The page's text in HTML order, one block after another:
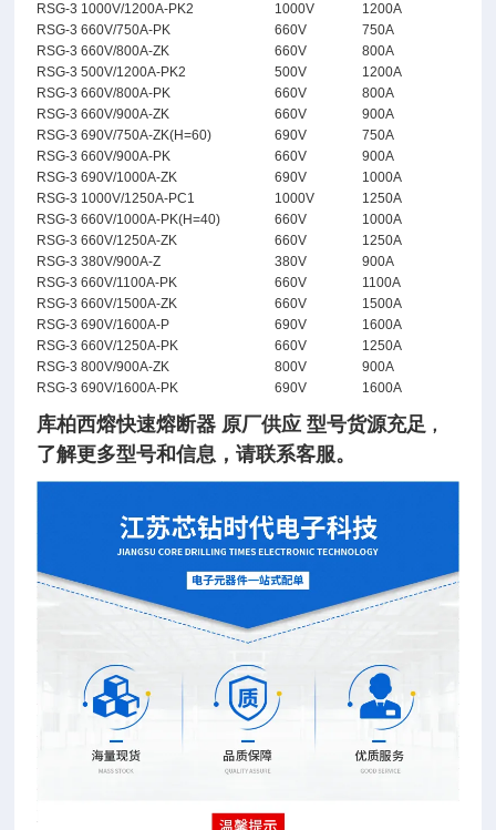
RSG-3 1000V/1200A-PK2
1000V
1200A
RSG-3 660V/750A-PK
660V
750A
RSG-3 660V/800A-ZK
660V
800A
RSG-3 500V/1200A-PK2
500V
1200A
RSG-3 660V/800A-PK
660V
800A
RSG-3 660V/900A-ZK
660V
900A
RSG-3 690V/750A-ZK(H=60)
690V
750A
RSG-3 660V/900A-PK
660V
900A
RSG-3 690V/1000A-ZK
690V
1000A
RSG-3 1000V/1250A-PC1
1000V
1250A
RSG-3 660V/1000A-PK(H=40)
660V
1000A
RSG-3 660V/1250A-ZK
660V
1250A
RSG-3 380V/900A-Z
380V
900A
RSG-3 660V/1100A-PK
660V
1100A
RSG-3 660V/1500A-ZK
660V
1500A
RSG-3 690V/1600A-P
690V
1600A
RSG-3 660V/1250A-PK
660V
1250A
RSG-3 800V/900A-ZK
800V
900A
RSG-3 690V/1600A-PK
690V 1600A
库柏西熔快速熔断器 原厂供应 型号货源充足 ，
了解更多型号和信息，请联系客服。